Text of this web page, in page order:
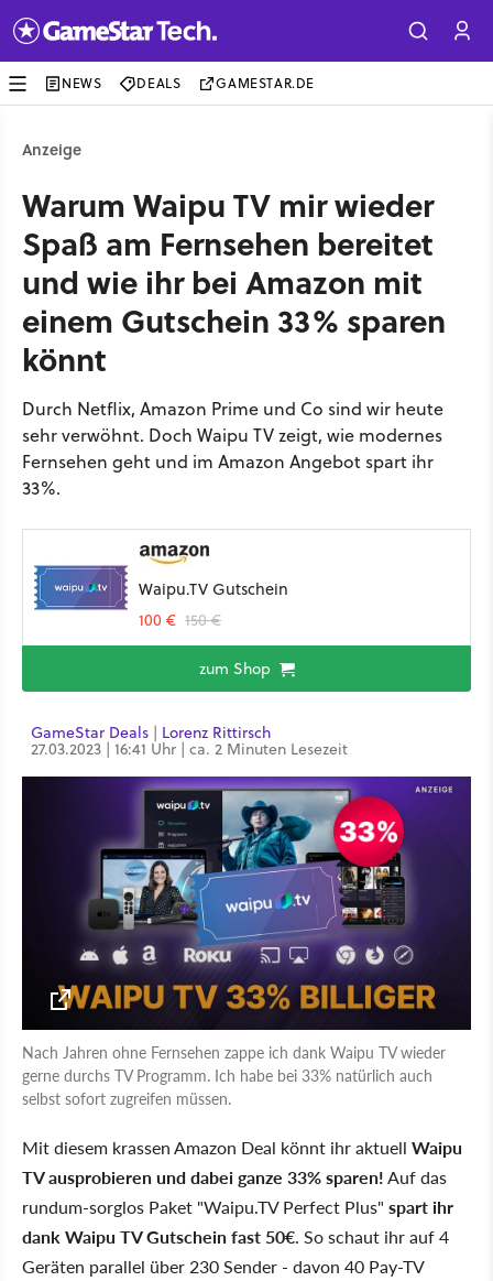
NEWS DEALS GAMESTAR.DE
Anzeige
Warum Waipu TV mir wieder
Spaß am Fernsehen bereitet
und wie ihr bei Amazon mit
einem Gutschein 33% sparen
könnt
Durch Netflix, Amazon Prime und Co sind wir heute
sehr verwöhnt. Doch Waipu TV zeigt, wie modernes
Fernsehen geht und im Amazon Angebot spart ihr
33%.
Waipu.TV Gutschein
100 € 150 €
zum Shop
GameStar Deals | Lorenz Rittirsch
27.03.2023 | 16:41 Uhr | ca. 2 Minuten Lesezeit
Nach Jahren ohne Fernsehen zappe ich dank Waipu TV wieder
gerne durchs TV Programm. Ich habe bei 33% natürlich auch
selbst sofort zugreifen müssen.
Mit diesem krassen Amazon Deal könnt ihr aktuell Waipu
TV ausprobieren und dabei ganze 33% sparen!Auf das
rundum-sorglos Paket "Waipu.TV Perfect Plus" spart ihr
dank Waipu TV Gutschein fast 50€. So schaut ihr auf 4
Geräten parallel über 230 Sender - davon 40 Pay-TV